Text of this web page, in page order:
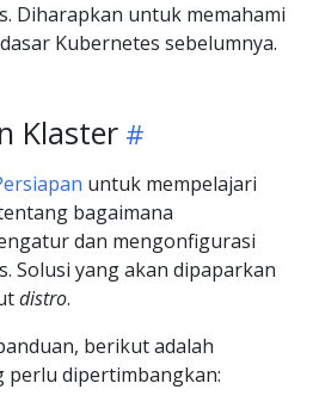
Diharapkan untuk memahami
dasar Kubernetes sebelumnya.
Klaster
untuk mempelajari
bagaimana
dan mengonfigurasi
Solusi yang akan dipaparkan
distro.
berikut adalah
perlu dipertimbangkan: